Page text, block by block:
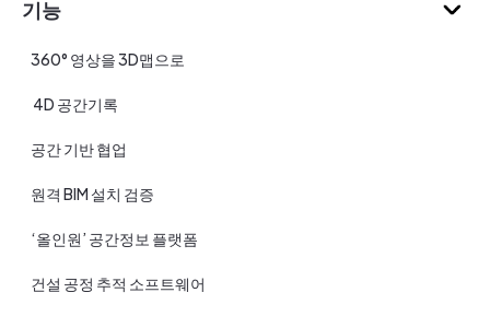
기능
360° 영상을 3D맵으로
4D 공간기록
공간 기반 협업
원격 BIM 설치 검증
‘올인원’ 공간정보 플랫폼
건설 공정 추적 소프트웨어